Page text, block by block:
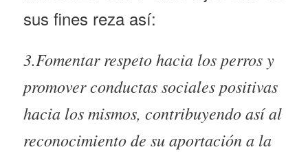
sus fines reza así:
3.Fomentar respeto hacia los perros y
promover conductas sociales positivas
hacia los mismos, contribuyendo así al
reconocimiento de su aportación a la